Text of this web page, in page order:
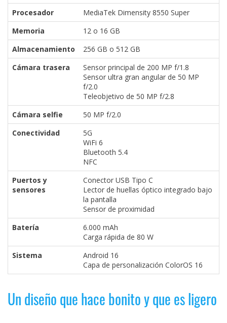
Procesador
MediaTek Dimensity 8550 Super
Memoria
12 o 16 GB
Almacenamiento
256 GB o 512 GB
Cámara trasera
Sensor principal de 200 MP f/1.8
Sensor ultra gran angular de 50 MP
f/2.0
Teleobjetivo de 50 MP f/2.8
Cámara selfie
50 MP f/2.0
Conectividad
5G
WiFi 6
Bluetooth 5.4
NFC
Puertos y
sensores
Conector USB Tipo C
Lector de huellas óptico integrado bajo
la pantalla
Sensor de proximidad
Batería
6.000 mAh
Carga rápida de 80 W
Sistema
Android 16
Capa de personalización ColorOS 16
Un diseño que hace bonito y que es ligero